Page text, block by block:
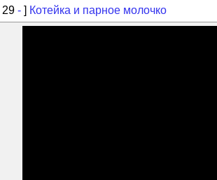
29 - ] Котейка и парное молочко